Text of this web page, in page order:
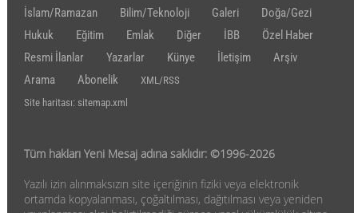
İslam/Ramazan
Bilim/Teknoloji Galeri
Doğa/Gezi
Hukuk
Eğitim Emlak Diğer İBB
Özel Haber
Resmi İlanlar
Yazarlar Künye İletişim
Arşiv
Arama
Abonelik
XML/RSS
Site haritası: sitemap.xml
Tüm hakları Yeni Mesaj adına saklıdır: ©1996-2026
Yazılı izin alınmaksızın site içeriğinin fiziki veya elektronik
ortamda kopyalanması, çoğaltılması, dağıtılması veya yeniden